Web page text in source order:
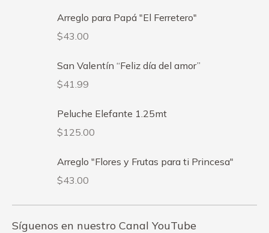
Arreglo para Papá "El Ferretero"
$43.00
San Valentín “Feliz día del amor”
$41.99
Peluche Elefante 1.25mt
$125.00
Arreglo "Flores y Frutas para ti Princesa"
$43.00
Síguenos en nuestro Canal YouTube